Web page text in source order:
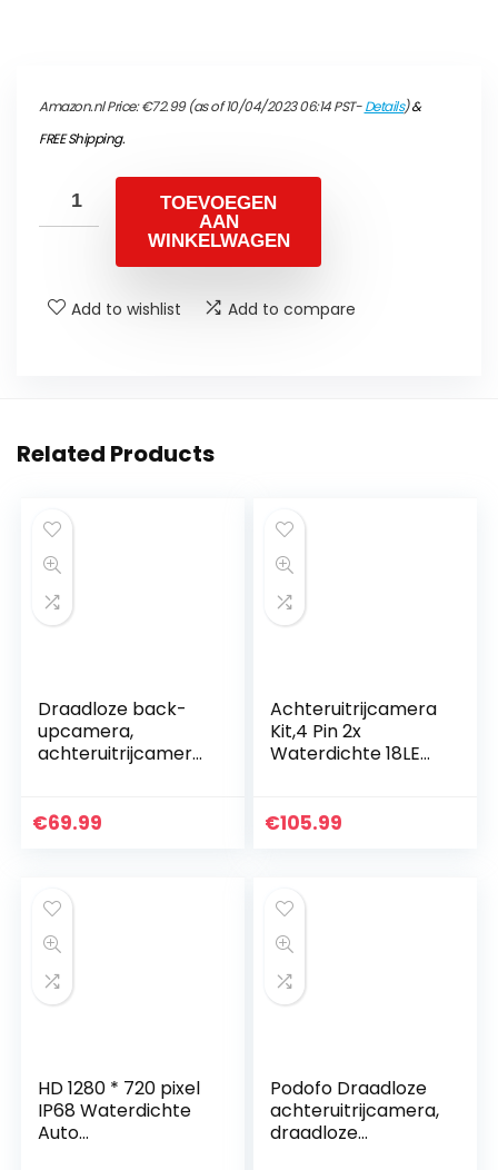
Amazon.nl Price:€72.99(as of 10/04/2023 06:14 PST-Details)&
FREE Shipping.
TOEVOEGEN
AAN
WINKELWAGEN
Add to wishlist Add to compare
Related Products
Draadloze back-
upcamera,
achteruitrijcamera,
super
€69.99
Achteruitrijcamera
Kit,4 Pin 2x
Waterdichte 18LEDs
met 15M
€105.99
HD 1280 * 720 pixel
IP68 Waterdichte
Auto
Podofo Draadloze
achteruitrijcamera,
draadloze